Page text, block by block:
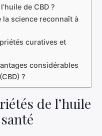
de CBD ?
la science reconnaît à
curatives et
considérables
?
de l’huile